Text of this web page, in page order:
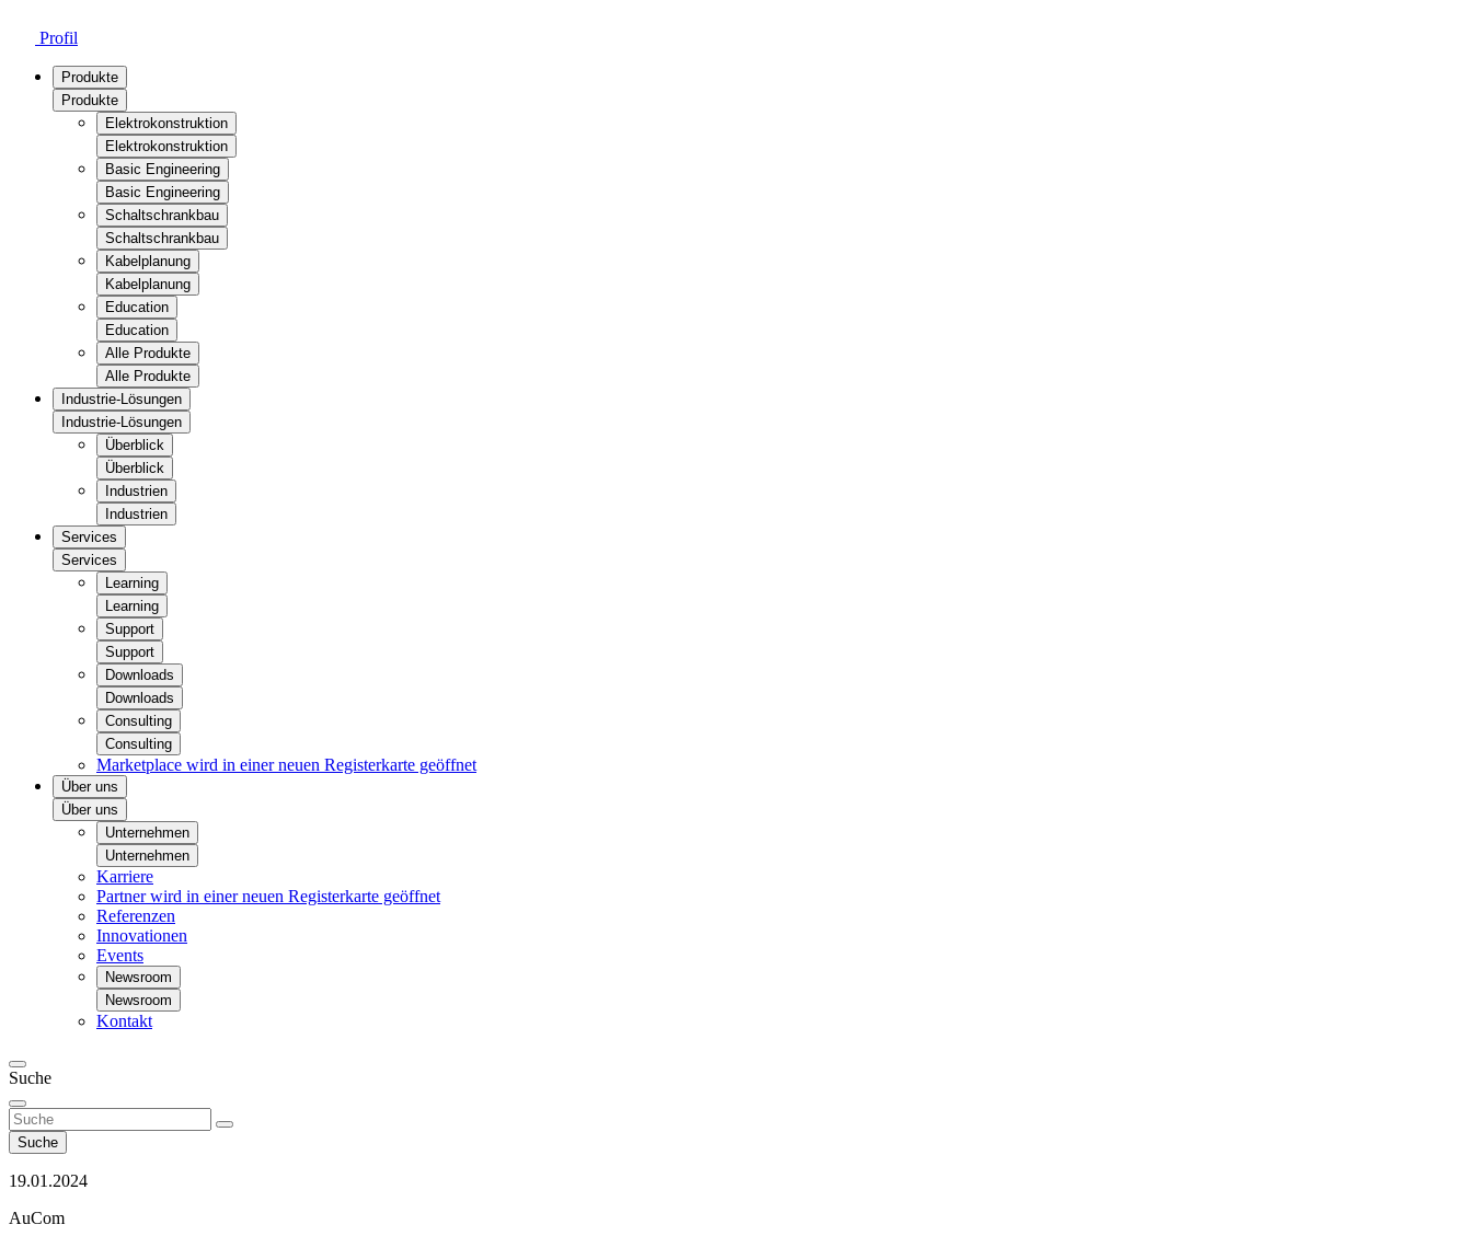
Profil
Produkte
Produkte
Elektrokonstruktion
Elektrokonstruktion
Basic Engineering
Basic Engineering
Schaltschrankbau
Schaltschrankbau
Kabelplanung
Kabelplanung
Education
Education
Alle Produkte
Alle Produkte
Industrie-Lösungen
Industrie-Lösungen
Überblick
Überblick
Industrien
Industrien
Services
Services
Learning
Learning
Support
Support
Downloads
Downloads
Consulting
Consulting
Marketplace wird in einer neuen Registerkarte geöffnet
Über uns
Über uns
Unternehmen
Unternehmen
Karriere
Partnerwird in einer neuen Registerkarte geöffnet
Referenzen
Innovationen
Events
Newsroom
Newsroom
Kontakt
Suche
Suche
19.01.2024
AuCom